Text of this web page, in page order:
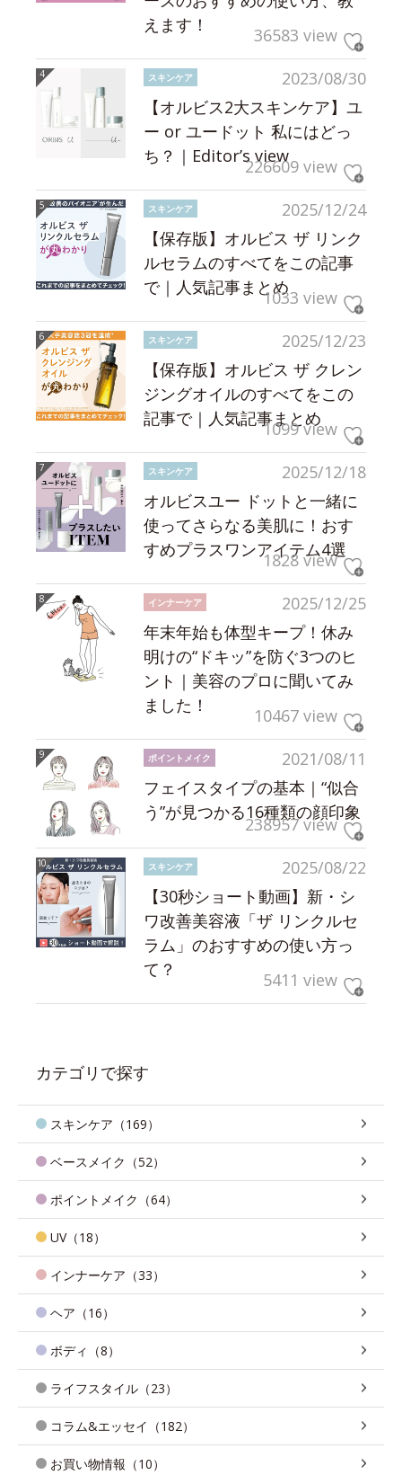
えます！
36583 view
2023/08/30
スキンケア
【オルビス2大スキンケア】ユ
ー or ユードット 私にはどっ
ち？｜Editor’s view226609 view
2025/12/24
スキンケア
【保存版】オルビス ザ リンク
ルセラムのすべてをこの記事
で｜人気記事まとめ1033 view
2025/12/23
スキンケア
【保存版】オルビス ザ クレン
ジングオイルのすべてをこの
記事で｜人気記事まとめ
1099 view
2025/12/18
スキンケア
オルビスユー ドットと一緒に
使ってさらなる美肌に！おす
すめプラスワンアイテム4選
1828 view
2025/12/25
インナーケア
年末年始も体型キープ！休み
明けの“ドキッ”を防ぐ3つのヒ
ント｜美容のプロに聞いてみ
ました！
10467 view
2021/08/11
ポイントメイク
フェイスタイプの基本｜“似合
う”が見つかる16種類の顔印象
238957 view
2025/08/22
スキンケア
【30秒ショート動画】新・シ
ワ改善美容液「ザ リンクルセ
ラム」のおすすめの使い方っ
て？
5411 view
カテゴリで探す
スキンケア（169）
ベースメイク（52）
ポイントメイク（64）
UV（18）
インナーケア（33）
ヘア（16）
ボディ（8）
ライフスタイル（23）
コラム&エッセイ（182）
お買い物情報（10）